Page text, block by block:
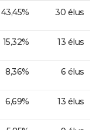
43,45% 30 élus
15,32% 13 élus
8,36% 6 élus
6,69% 13 élus